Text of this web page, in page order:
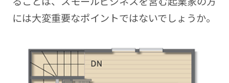
には大変重要なポイントではないでしょうか。